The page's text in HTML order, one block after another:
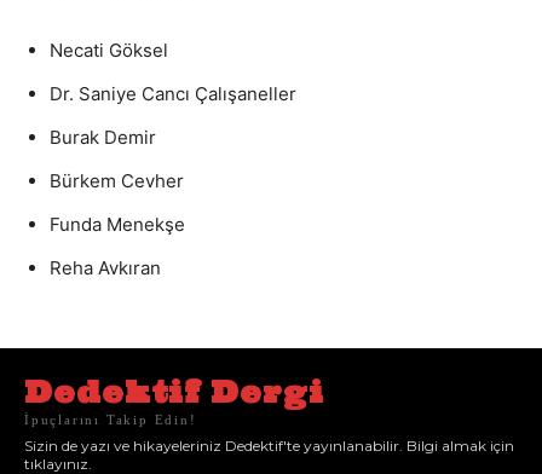
Necati Göksel
Dr. Saniye Cancı Çalışaneller
Burak Demir
Bürkem Cevher
Funda Menekşe
Reha Avkıran
Dedektif Dergi
İpuçlarını Takip Edin!
Sizin de yazı ve hikayeleriniz Dedektif'te yayınlanabilir. Bilgi almak için
tıklayınız.